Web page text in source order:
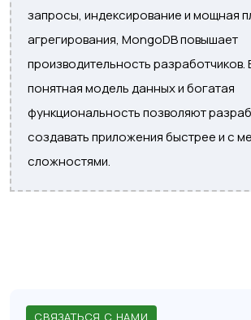
запросы, индексирование и мощная
агрегирования, MongoDB повышает
производительность разработчиков.
понятная модель данных и богатая
функциональность позволяют
создавать приложения быстрее и с
сложностями.
СВЯЗАТЬСЯ С НАМИ